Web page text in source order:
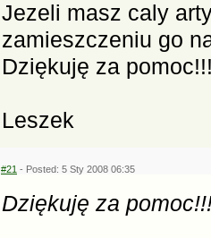
Jezeli masz caly
zamieszczeniu go
Dziękuję za
Leszek
#21 - Posted: 5 Sty 2008 06:35
Dziękuję za